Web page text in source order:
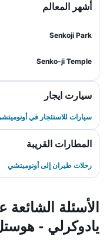
أشهر المعالم
Senkoji Park
Senko-ji Temple
سيارت ايجار
سيارات للاستئجار في
المطارات القريبة
رحلات طيران إلى أونوميتشي
الأسئلة
يادوكرلي -